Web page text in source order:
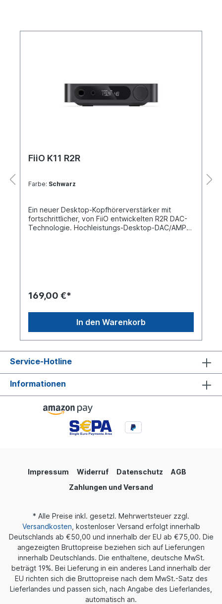
FiiO K11 R2R
Farbe: Schwarz
Ein neuer Desktop-Kopfhörerverstärker mit
fortschrittlicher, von FiiO entwickelten R2R DAC-
Technologie. Hochleistungs-Desktop-DAC/AMP
Audioverstärker-Schaltkreis1300mW+1300mW
Netzgerät6,35mm+4,4mm Dual-
KopfhörerausgangHochwertige Emerald Solid-
BeleuchtungDer neue FiiO K11 R2R bietet
fortschrittliche von FiiO selbst entwickelter R2R
Anschlussmöglichkeiten für Desktop-Audio-
Enthusiasten. Volldifferentielles 24-Bit R2R DAC
ArrayFiiO hat den K11 R2R mit seinem neu
entwickelten volldifferentiellen 24-Bit-R2R-
Widerstandsarray mit vier Kanälen
ausgestattet. Es besteht aus 48 Widerständen
pro Kanal, insgesamt 192 hochpräzisen,
der speziell entwickelten Audio-
Schaltkreisarchitektur verspricht er eine saubere
und scharfe Ausgabe mit dunklem
NOS (Non-Oversampling) und OS
(Oversampling). Diese sind frei umschaltbar und
bieten duale Klangeigenschaften mit dem
Gerät. Im NOS-Modus wird die ursprüngliche
Abtastrate bei der Signalverarbeitung
beibehalten, während im OS-Modus alle Signale
zur Verarbeitung auf 384kHz überabgetastet
werden.Der NOS-Modus führt zu einer
musikalischeren Präsentation, während der OS-
Modus mehr Details und Klarheit
169,00 €*
In den Warenkorb
Service-Hotline
Informationen
Impressum Widerruf Datenschutz
AGB
Zahlungen und Versand
* Alle Preise inkl. gesetzl. Mehrwertsteuer zzgl.
Versandkosten , kostenloser Versand erfolgt innerhalb
Deutschlands ab €50,00 und innerhalb der EU ab €75,00. Die
angezeigten Bruttopreise beziehen sich auf Lieferungen
innerhalb Deutschlands. Die enthaltene, deutsche MwSt.
beträgt 19%. Bei Lieferung in ein anderes Land innerhalb der
EU richten sich die Bruttopreise nach dem MwSt.-Satz des
Lieferlandes und passen sich, nach Angabe des Lieferlandes,
automatisch an.